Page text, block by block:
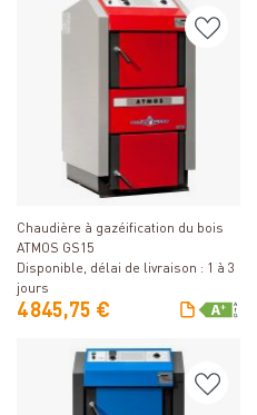
Détails
Chaudière à gazéification du bois
ATMOS GS15
Disponible, délai de livraison : 1 à 3
jours
4 845,75 €